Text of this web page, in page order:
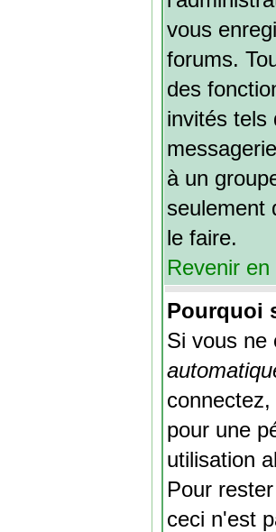
vous
forums.
des
invités tels
à un
seulement
le faire.
Revenir
Pourquoi
Si vous
pour une
utilisation
Pour
ceci n'est